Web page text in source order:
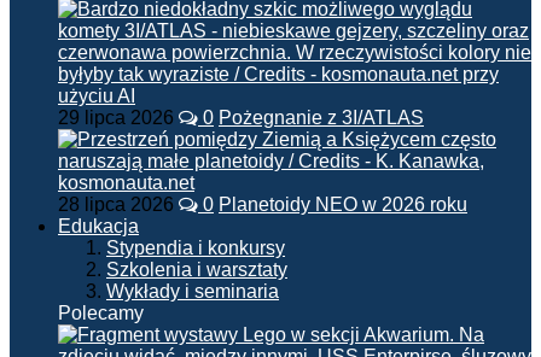
29 lipca 2026 0 Pożegnanie z 3I/ATLAS
28 lipca 2026 0 Planetoidy NEO w 2026 roku
Edukacja
Stypendia i konkursy
Szkolenia i warsztaty
Wykłady i seminaria
Polecamy